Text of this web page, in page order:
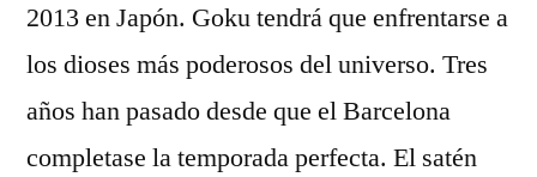
2013 en Japón. Goku tendrá que enfrentarse a
los dioses más poderosos del universo. Tres
años han pasado desde que el Barcelona
completase la temporada perfecta. El satén